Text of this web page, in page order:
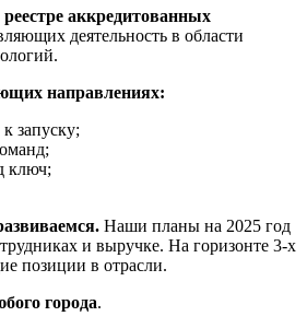
реестре аккредитованных
деятельность в области
направлениях:
запуску;
ключ;
Наши планы на 2025 год
и выручке. На горизонте 3-х
позиции в отрасли.
города.